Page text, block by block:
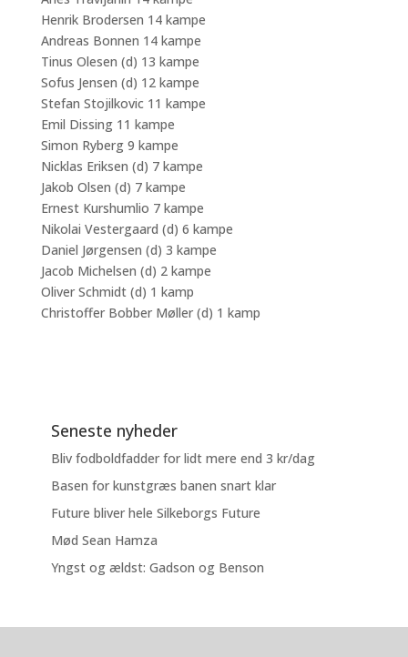
Henrik Brodersen 14 kampe
Andreas Bonnen 14 kampe
Tinus Olesen (d) 13 kampe
Sofus Jensen (d) 12 kampe
Stefan Stojilkovic 11 kampe
Emil Dissing 11 kampe
Simon Ryberg 9 kampe
Nicklas Eriksen (d) 7 kampe
Jakob Olsen (d) 7 kampe
Ernest Kurshumlio 7 kampe
Nikolai Vestergaard (d) 6 kampe
Daniel Jørgensen (d) 3 kampe
Jacob Michelsen (d) 2 kampe
Oliver Schmidt (d) 1 kamp
Christoffer Bobber Møller (d) 1 kamp
Seneste nyheder
Bliv fodboldfadder for lidt mere end 3 kr/dag
Basen for kunstgræs banen snart klar
Future bliver hele Silkeborgs Future
Mød Sean Hamza
Yngst og ældst: Gadson og Benson